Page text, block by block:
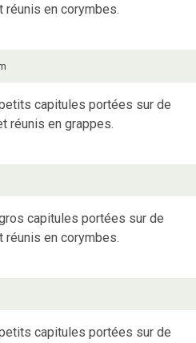
en corymbes.
capitules portées sur de
réunis en grappes.
capitules portées sur de
en corymbes.
capitules portées sur de